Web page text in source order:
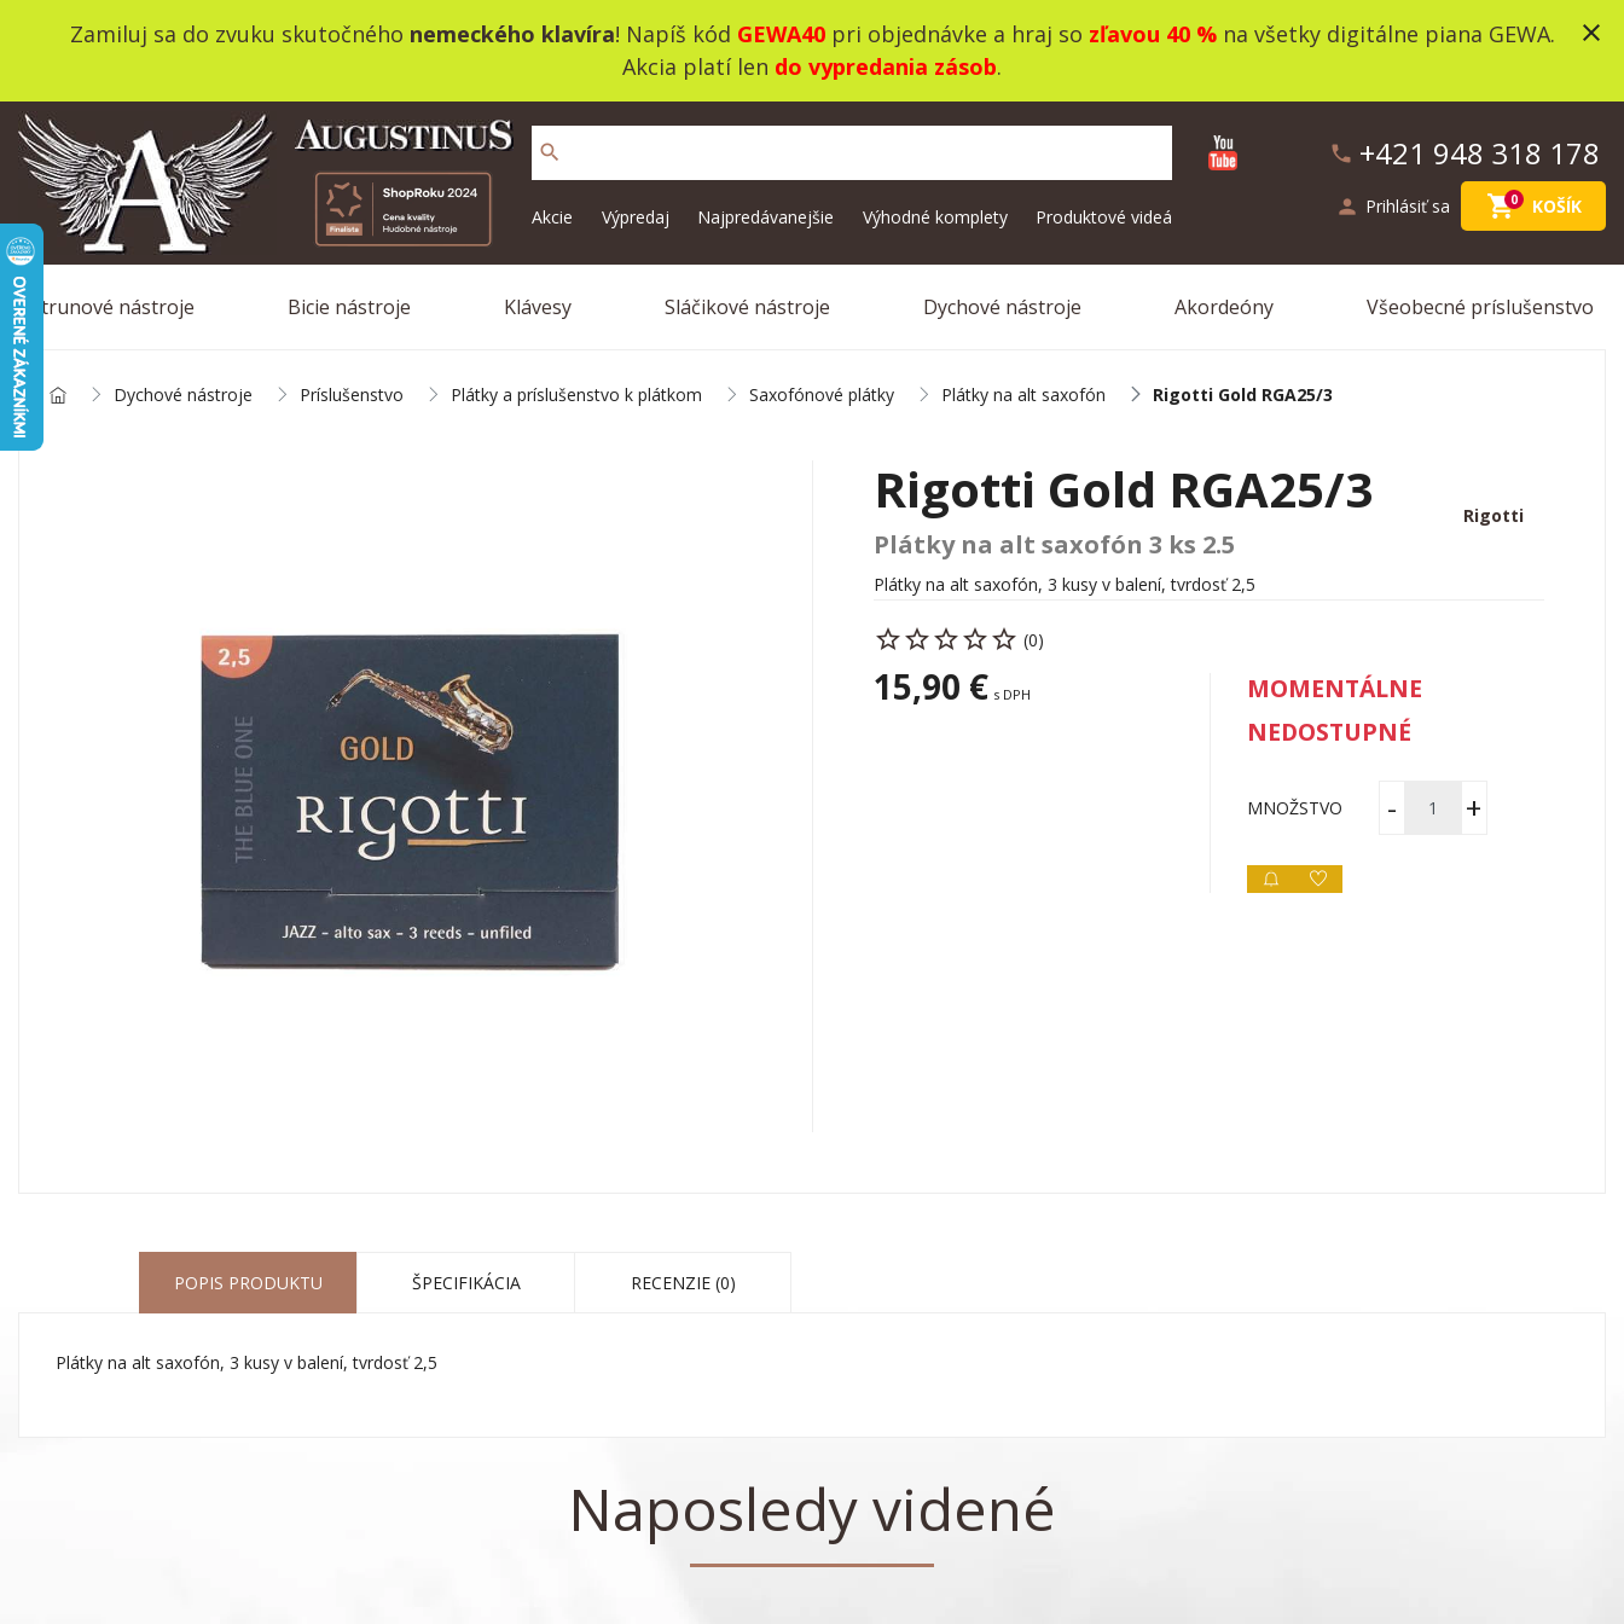
Zamiluj sa do zvuku skutočného nemeckého klavíra! Napíš kód GEWA40pri objednávke a hraj so zľavou 40 %na všetky digitálne piana GEWA.
Akcia platí len do vypredania zásob.
close
phone +421 948 318 178
person Prihlásiť sa shopping_cart0 KOŠÍK
search
Akcie Výpredaj Najpredávanejšie Výhodné komplety Produktové videá
Strunové nástroje Bicie nástroje Klávesy Sláčikové nástroje Dychové nástroje Akordeóny Všeobecné príslušenstvo
Dychové nástroje Príslušenstvo Plátky a príslušenstvo k plátkom Saxofónové plátky Plátky na alt saxofón Rigotti Gold RGA25/3
Rigotti Gold RGA25/3
Plátky na alt saxofón 3 ks 2.5
Rigotti
Plátky na alt saxofón, 3 kusy v balení, tvrdosť 2,5
(0)
15,90 € s DPH
MOMENTÁLNE
NEDOSTUPNÉ
MNOŽSTVO
POPIS PRODUKTU ŠPECIFIKÁCIA RECENZIE (0)
Plátky na alt saxofón, 3 kusy v balení, tvrdosť 2,5
Naposledy videné